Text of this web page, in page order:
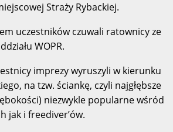
Straży Rybackiej.
uczestników czuwali ratownicy ze
WOPR.
imprezy wyruszyli w kierunku
na tzw. ściankę, czyli najgłębsze
niezwykle popularne wśród
jak i freediver’ów.